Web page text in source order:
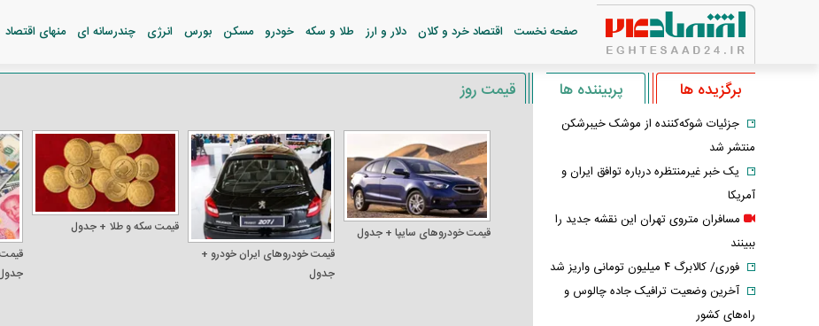
صفحه نخست اقتصاد خرد و کلان دلار و ارز طلا و سکه خودرو مسکن بورس انرژی چندرسانه ای منهای اقتصاد
قیمت روز
قیمت خودرو‌های سایپا + جدول
قیمت خودرو‌های ایران خودرو +
جدول
قیمت سکه و طلا + جدول
قیمت
برگزیده ها پربیننده ها
جزئیات شوکه‌کننده از موشک خیبرشکن
منتشر شد
یک خبر غیرمنتظره درباره توافق ایران و
آمریکا
مسافران متروی تهران این نقشه جدید را
ببینند
فوری/ کالابرگ ۴ میلیون تومانی واریز شد
آخرین وضعیت ترافیک جاده چالوس و
راه‌های کشور